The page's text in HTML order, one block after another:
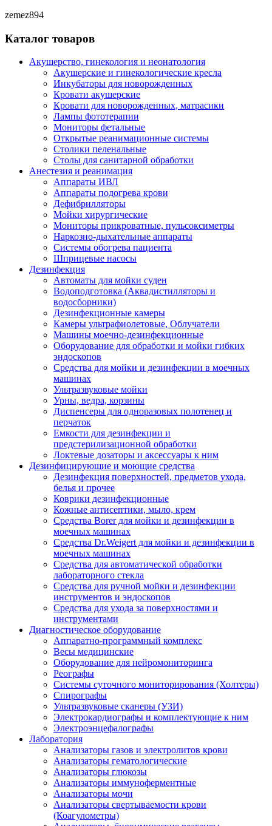
zemez894
Каталог товаров
Акушерство, гинекология и неонатология
Акушерские и гинекологические креслa
Инкубаторы для новорожденных
Кровати акушерские
Кровати для новорожденных, матрасики
Лампы фототерапии
Мониторы фетальные
Открытые реанимационные системы
Столики пеленальные
Столы для санитарной обработки
Анестезия и реанимация
Аппараты ИВЛ
Аппараты подогрева крови
Дефибрилляторы
Мойки хирургические
Мониторы прикроватные, пульсоксиметры
Наркозно-дыхательные аппараты
Системы обогрева пациента
Шприцевые насосы
Дезинфекция
Автоматы для мойки суден
Водоподготовка (Аквадистилляторы и
водосборники)
Дезинфекционные камеры
Камеры ультрафиолетовые, Облучатели
Машины моечно-дезинфекционные
Оборудование для обработки и мойки гибких
эндоскопов
Средства для мойки и дезинфекции в моечных
машинах
Ультразвуковые мойки
Урны, ведра, корзины
Диспенсеры для одноразовых полотенец и
перчаток
Емкости для дезинфекции и
предстерилизационной обработки
Локтевые дозаторы и аксессуары к ним
Дезинфицирующие и моющие средства
Дезинфекция поверхностей, предметов ухода,
белья и прочее
Коврики дезинфекционные
Кожные антисептики, мыло, крем
Средства Borer для мойки и дезинфекции в
моечных машинах
Средства Dr.Weigert для мойки и дезинфекции в
моечных машинах
Средства для автоматической обработки
лабораторного стекла
Средства для ручной мойки и дезинфекции
инструментов и эндоскопов
Средства для ухода за поверхностями и
инструментами
Диагностическое оборудование
Аппаратно-программный комплекс
Весы медицинские
Оборудование для нейромониторинга
Реографы
Системы суточного мониторирования (Холтеры)
Спирографы
Ультразвуковые сканеры (УЗИ)
Электрокардиографы и комплектующие к ним
Электроэнцефалографы
Лаборатория
Анализаторы газов и электролитов крови
Анализаторы гематологические
Анализаторы глюкозы
Анализаторы иммуноферментные
Анализаторы мочи
Анализаторы свертываемости крови
(Коагулометры)